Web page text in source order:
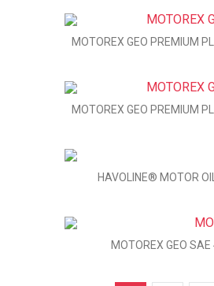
MOTOREX GEO PREMIUM
MOTOREX GEO PREMIUM
HAVOLINE® MOTOR
MOTOREX GEO SAE